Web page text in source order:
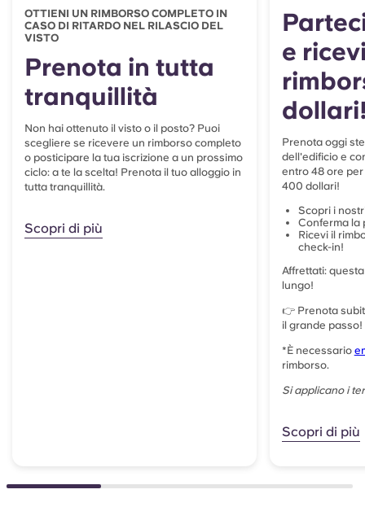
OTTIENI UN RIMBORSO COMPLETO IN
CASO DI RITARDO NEL RILASCIO DEL
VISTO
Prenota in tutta
tranquillità
Non hai ottenuto il visto o il posto? Puoi
scegliere se ricevere un rimborso completo
o posticipare la tua iscrizione a un prossimo
ciclo: a te la scelta! Prenota il tuo alloggio in
tutta tranquillità.
Scopri di più
e
Prenota oggi
dell'edificio e
entro 48 ore
400 dollari!
Scopri i
Conferma la
Ricevi il
check-in!
Affrettati:
lungo!
👉 Prenota
il grande passo!
*È necessario
rimborso.
Si applicano i
Scopri di più